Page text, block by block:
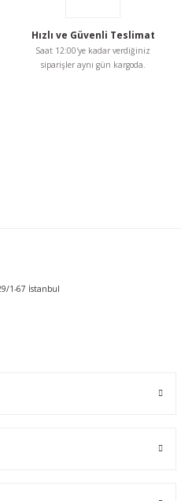
Hızlı ve Güvenli Teslimat
Saat 12:00'ye kadar verdiğiniz
siparişler aynı gün kargoda.
1-67 İstanbul